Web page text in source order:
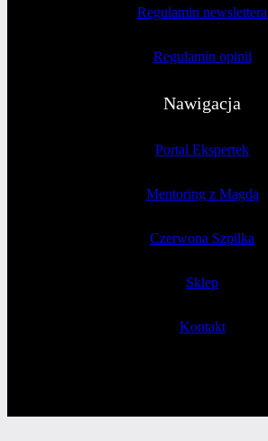
Regulamin newslettera
Regulamin opinii
Nawigacja
Portal Ekspertek
Mentoring z Magdą
Czerwona Szpilka
Sklep
Kontakt